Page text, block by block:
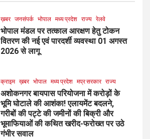
ख़बर जनसंपर्क भोपाल मध्य प्रदेश राज्य रेलवे
भोपाल मंडल पर तत्काल आरक्षण हेतु टोकन
वितरण की नई एवं पारदर्शी व्यवस्था 01 अगस्त
2026 से लागू
क्राइम ख़बर भोपाल मध्य प्रदेश मप्र सरकार राज्य
अशोकनगर बायपास परियोजना में करोड़ों के
भूमि घोटाले की आशंका! एलायमेंट बदलने,
गरीबों की पट्टे की जमीनों की बिक्री और
भूमाफियाओं की कथित खरीद-फरोख्त पर उठे
गंभीर सवाल